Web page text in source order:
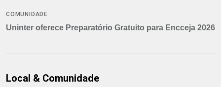
COMUNIDADE
Uninter oferece Preparatório Gratuito para Encceja 2026
Local & Comunidade